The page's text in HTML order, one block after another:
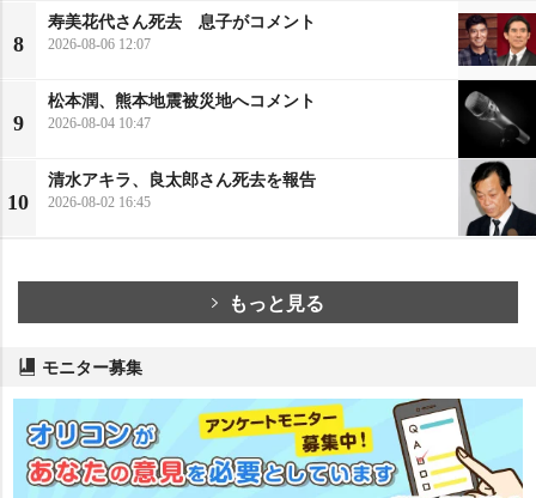
8
寿美花代さん死去 息子がコメント
2026-08-06 12:07
9
松本潤、熊本地震被災地へコメント
2026-08-04 10:47
10
清水アキラ、良太郎さん死去を報告
2026-08-02 16:45
もっと見る
モニター募集